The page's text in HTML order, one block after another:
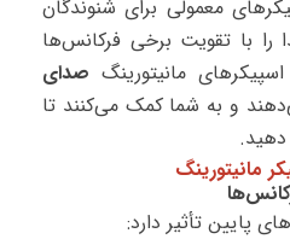
معمولی برای شنوندگان
با تقویت برخی فرکانس‌ها
مانیتورینگ صدای
و به شما کمک می‌کنند تا
پایین تأثیر دارد: